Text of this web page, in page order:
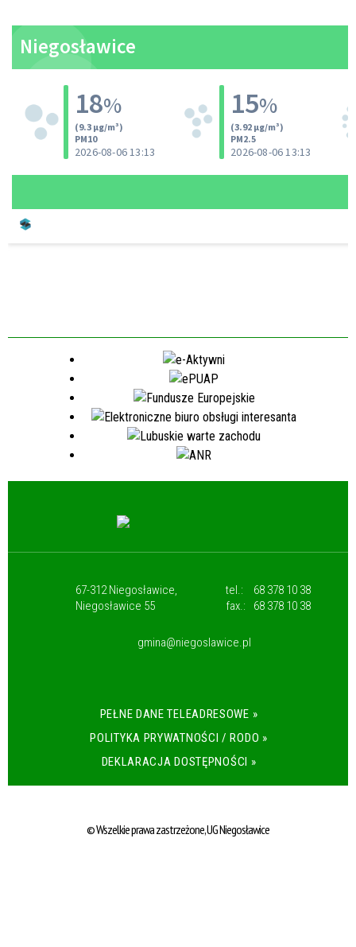
67-312 Niegosławice,
Niegosławice 55
tel.:
68 378 10 38
fax.:
68 378 10 38
gmina@niegoslawice.pl
PEŁNE DANE TELEADRESOWE »
POLITYKA PRYWATNOŚCI / RODO »
DEKLARACJA DOSTĘPNOŚCI »
© Wszelkie prawa zastrzeżone, UG Niegosławice